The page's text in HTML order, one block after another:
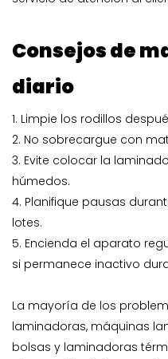
Consejos de
diario
1. Limpie los rodillos
2. No sobrecargue con
3. Evite colocar la
húmedos.
4. Planifique pausas
lotes.
5. Encienda el aparato
si permanece inactivo
La mayoría de los
laminadoras, máquinas
bolsas y laminadoras